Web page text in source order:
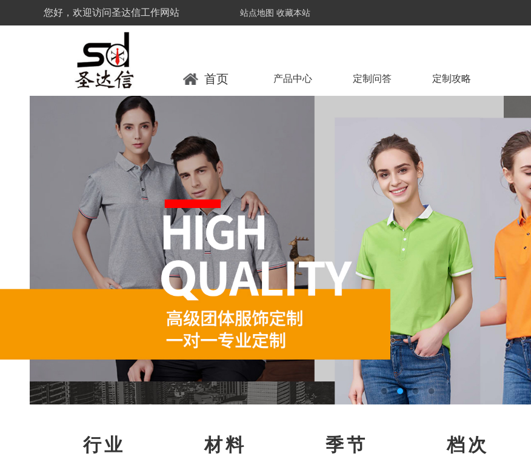
您好，欢迎访问圣达信工作网站 站点地图 收藏本站
首页 产品中心 定制问答 定制攻略
行业 材料 季节 档次